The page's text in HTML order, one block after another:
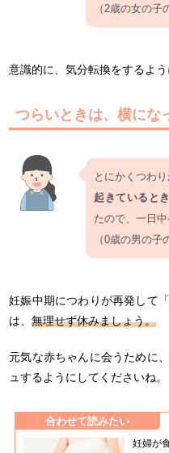
（2歳の女の子
意識的に、気分転換をするよう
つらいときは、横にな
とにかくつわ
起きていると
たので、一日中
（0歳の男の子
妊娠中期につわりが再発して
は、無理せず休みましょう。
元気な赤ちゃんに会うために
ュするようにしてくださいね。
合わせて読みたい
妊婦が